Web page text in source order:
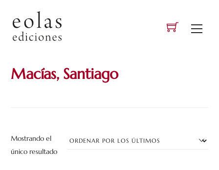
content
Macías, Santiago
Mostrando el
único resultado